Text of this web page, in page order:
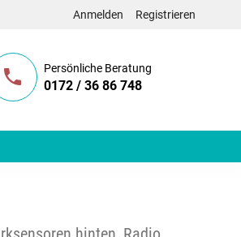
Anmelden Registrieren
Persönliche Beratung
0172 / 36 86 748